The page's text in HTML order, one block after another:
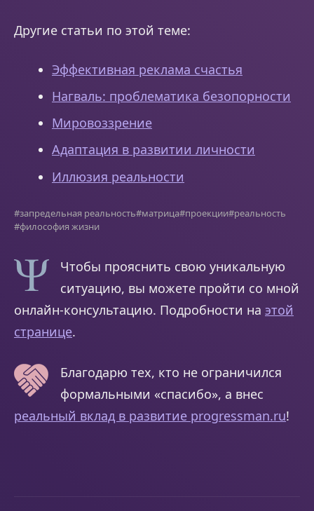
Другие статьи по этой теме:
Эффективная реклама счастья
Нагваль: проблематика безопорности
Мировоззрение
Адаптация в развитии личности
Иллюзия реальности
#запредельная реальность#матрица#проекции#реальность
#философия жизни
Чтобы прояснить свою уникальную
ситуацию, вы можете пройти со мной
онлайн-консультацию. Подробности на этой
странице.
Благодарю тех, кто не ограничился
формальными «спасибо», а внес
реальный вклад в развитие progressman.ru!